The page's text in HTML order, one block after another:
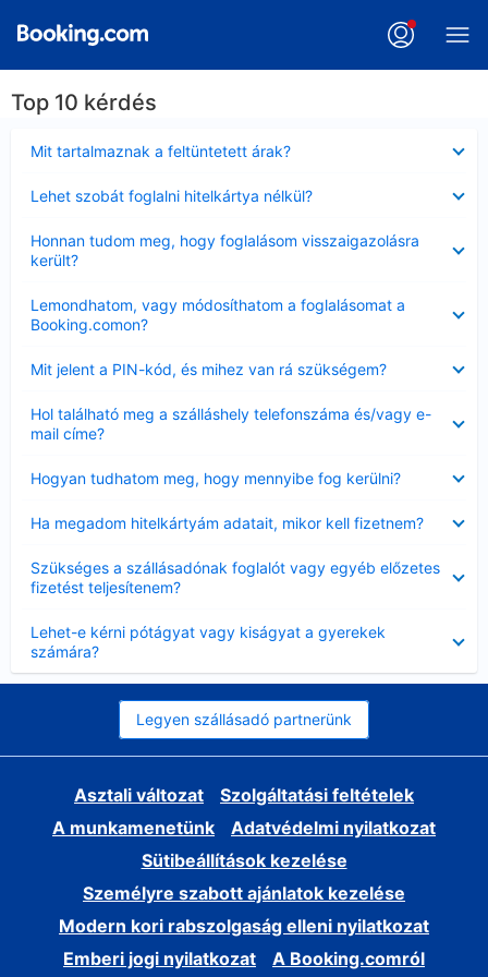
Top 10 kérdés
Mit tartalmaznak a feltüntetett árak?
Lehet szobát foglalni hitelkártya nélkül?
Honnan tudom meg, hogy foglalásom visszaigazolásra
került?
Lemondhatom, vagy módosíthatom a foglalásomat a
Booking.comon?
Mit jelent a PIN-kód, és mihez van rá szükségem?
Hol található meg a szálláshely telefonszáma és/vagy e-
mail címe?
Hogyan tudhatom meg, hogy mennyibe fog kerülni?
Ha megadom hitelkártyám adatait, mikor kell fizetnem?
Szükséges a szállásadónak foglalót vagy egyéb előzetes
fizetést teljesítenem?
Lehet-e kérni pótágyat vagy kiságyat a gyerekek
számára?
Legyen szállásadó partnerünk
Asztali változat
Szolgáltatási feltételek
A munkamenetünk
Adatvédelmi nyilatkozat
Sütibeállítások kezelése
Személyre szabott ajánlatok kezelése
Modern kori rabszolgaság elleni nyilatkozat
Emberi jogi nyilatkozat
A Booking.comról